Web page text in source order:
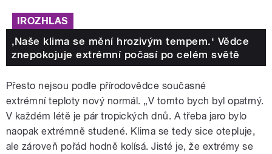
IROZHLAS
‚Naše klima se mění hrozivým tempem.‘ Vědce
znepokojuje extrémní počasí po celém světě
Přesto nejsou podle přírodovědce současné
extrémní teploty nový normál. „V tomto bych byl opatrný.
V každém létě je pár tropických dnů. A třeba jaro bylo
naopak extrémně studené. Klima se tedy sice otepluje,
ale zároveň pořád hodně kolísá. Jisté je, že extrémy se